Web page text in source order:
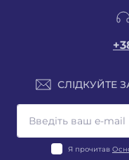
СЛІДКУЙТЕ
Я прочитав